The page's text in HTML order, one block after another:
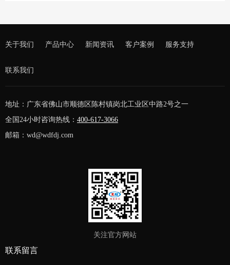
关于我们 产品中心 新闻资讯 客户案例 服务支持
联系我们
地址：广东省佛山市顺德区陈村镇岗北工业区中路2号之一
全国24小时咨询热线： 400-617-3066
邮箱：wd@wdfdj.com
关注官方网站
联系留言